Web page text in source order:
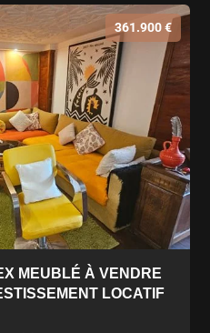
361.900 €
MEUBLÉ À VENDRE
LOCATIF